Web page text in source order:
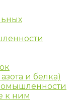
и белка)
к ним